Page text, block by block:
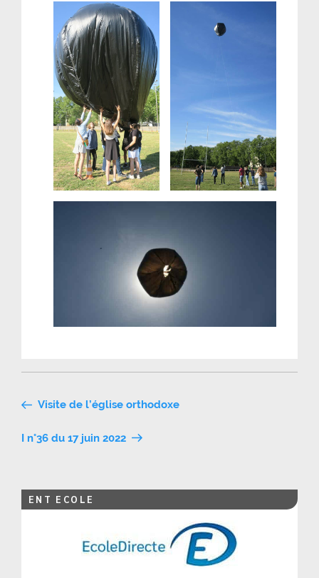
Navigation
de
Visite de l’église orthodoxe
I n°36 du 17 juin 2022
ENT ECOLE